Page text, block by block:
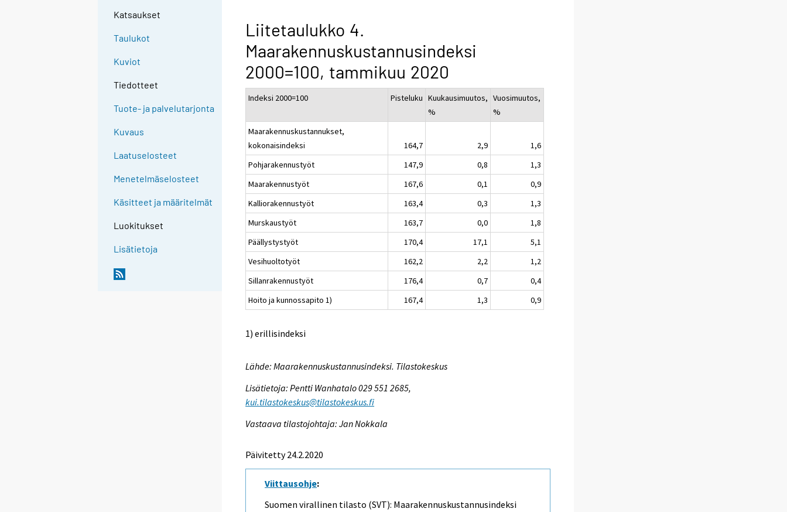
Katsaukset
Taulukot
Kuviot
Tiedotteet
Tuote- ja palvelutarjonta
Kuvaus
Laatuselosteet
Menetelmäselosteet
Käsitteet ja määritelmät
Luokitukset
Lisätietoja
Liitetaulukko 4.
Maarakennuskustannusindeksi
2000=100, tammikuu 2020
Indeksi 2000=100 Pisteluku Kuukausimuutos,
%
Vuosimuutos,
%
Maarakennuskustannukset,
kokonaisindeksi
164,7 2,9
1,6
Pohjarakennustyöt
147,9 0,8
1,3
Maarakennustyöt
167,6 0,1
0,9
Kalliorakennustyöt
163,4 0,3
1,3
Murskaustyöt
163,7 0,0
1,8
Päällystystyöt
170,4 17,1
5,1
Vesihuoltotyöt
162,2 2,2
1,2
Sillanrakennustyöt
176,4 0,7
0,4
Hoito ja kunnossapito 1)
167,4 1,3 0,9
1) erillisindeksi
Lähde: Maarakennuskustannusindeksi. Tilastokeskus
Lisätietoja: Pentti Wanhatalo 029 551 2685,
kui.tilastokeskus@tilastokeskus.fi
Vastaava tilastojohtaja: Jan Nokkala
Päivitetty 24.2.2020
Viittausohje:
Suomen virallinen tilasto (SVT): Maarakennuskustannusindeksi